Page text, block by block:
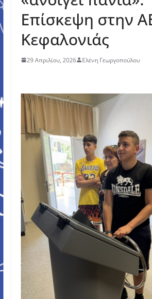
Επίσκεψη στην
Κεφαλονιάς
29 Απριλίου, 2026 Ελένη Γεωργοπούλου